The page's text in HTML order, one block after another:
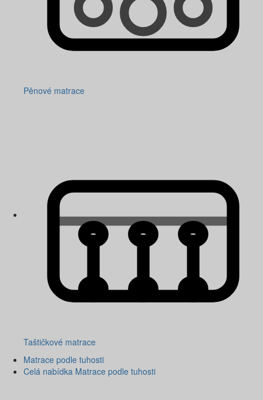
Pěnové matrace
Taštičkové matrace
Matrace podle tuhosti
Celá nabídka Matrace podle tuhosti